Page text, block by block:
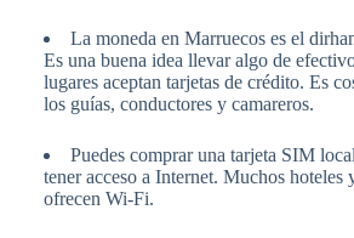
La moneda en Marruecos es el
Es una buena idea llevar algo de
lugares aceptan tarjetas de crédito. Es
los guías, conductores y camareros.
Puedes comprar una tarjeta SIM
tener acceso a Internet. Muchos hoteles
ofrecen Wi-Fi.